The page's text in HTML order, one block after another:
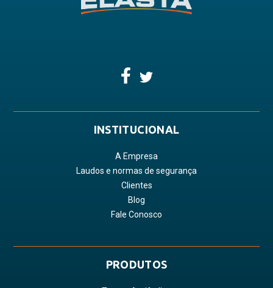
INSTITUCIONAL
A Empresa
Laudos e normas de segurança
Clientes
Blog
Fale Conosco
PRODUTOS